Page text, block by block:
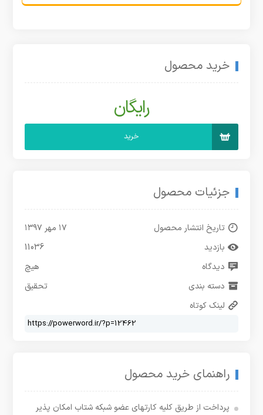
خرید محصول
رایگان
خرید
جزئیات محصول
تاریخ انتشار محصول
۱۷ مهر ۱۳۹۷
بازدید
11036
دیدگاه
هیچ
دسته بندی
تحقیق
لینک کوتاه
راهنمای خرید محصول
پرداخت از طریق کلیه کارتهای عضو شبکه شتاب امکان پذیر